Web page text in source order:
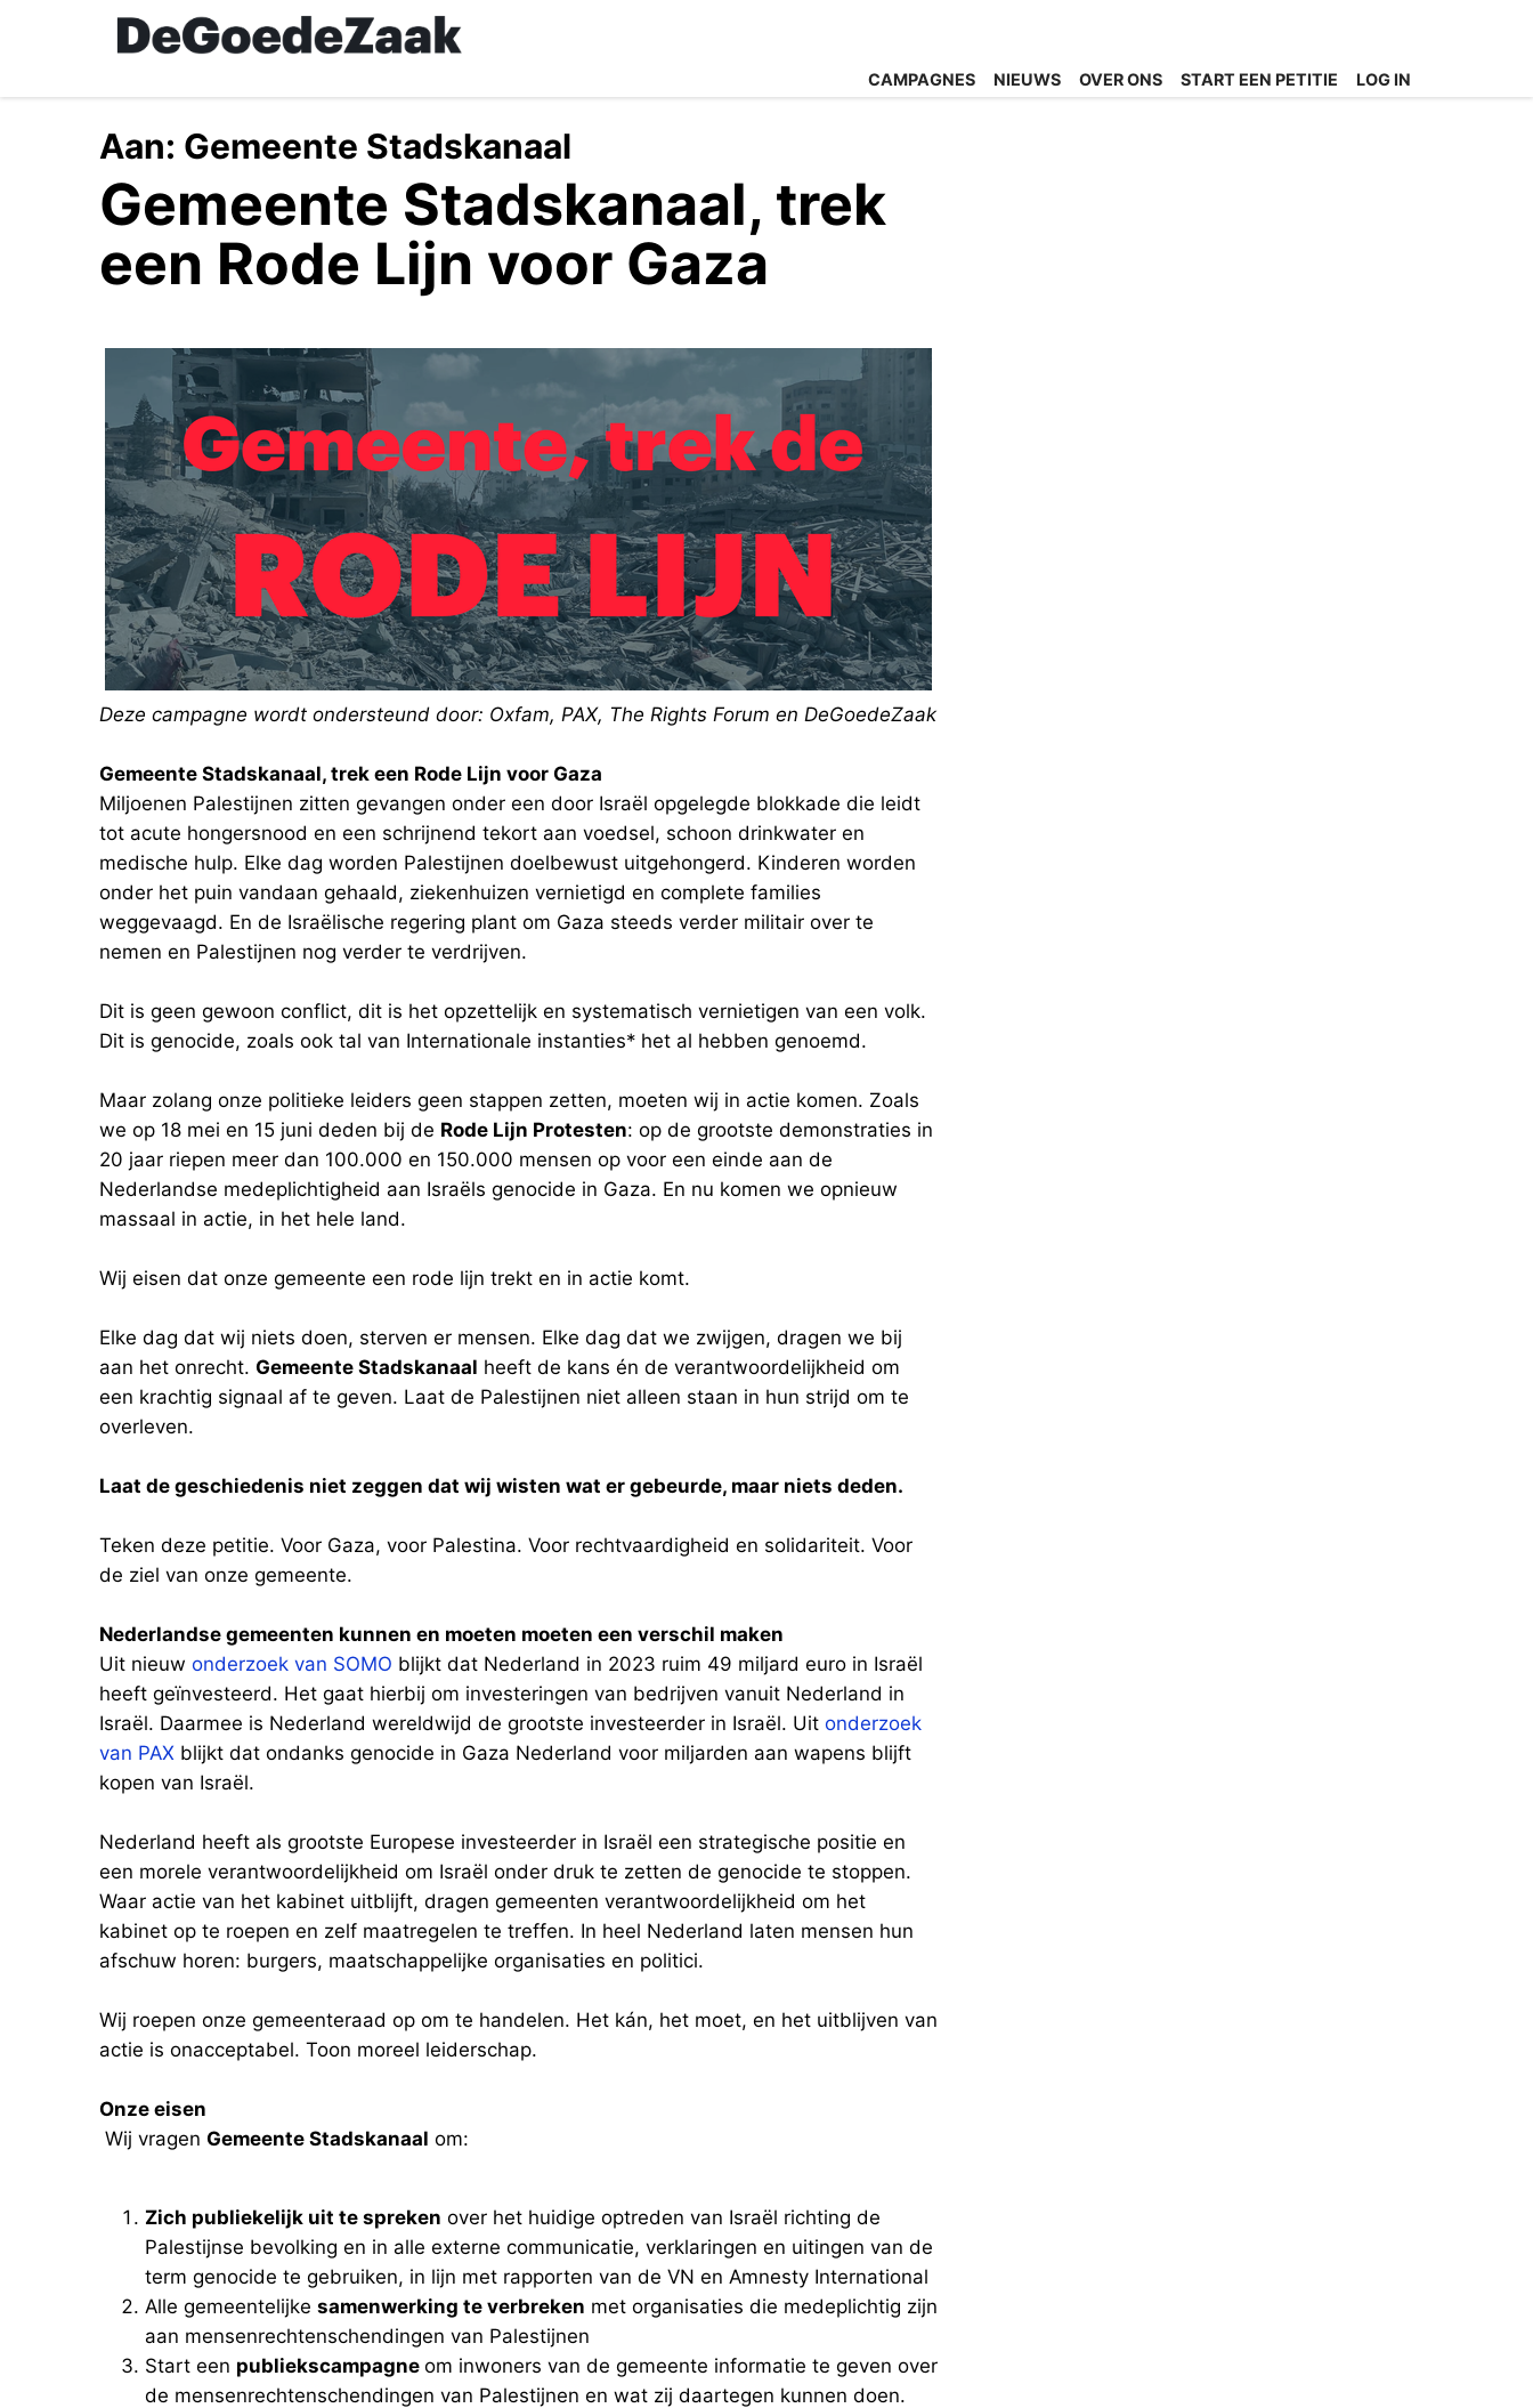
content
CAMPAGNES NIEUWS OVER ONS START EEN PETITIE LOG IN
Aan: Gemeente Stadskanaal
Gemeente Stadskanaal, trek
een Rode Lijn voor Gaza
Deze campagne wordt ondersteund door: Oxfam, PAX, The Rights Forum en DeGoedeZaak
Gemeente Stadskanaal, trek een Rode Lijn voor Gaza
Miljoenen Palestijnen zitten gevangen onder een door Israël opgelegde blokkade die leidt
tot acute hongersnood en een schrijnend tekort aan voedsel, schoon drinkwater en
medische hulp. Elke dag worden Palestijnen doelbewust uitgehongerd. Kinderen worden
onder het puin vandaan gehaald, ziekenhuizen vernietigd en complete families
weggevaagd. En de Israëlische regering plant om Gaza steeds verder militair over te
nemen en Palestijnen nog verder te verdrijven.
Dit is geen gewoon conflict, dit is het opzettelijk en systematisch vernietigen van een volk.
Dit is genocide, zoals ook tal van Internationale instanties* het al hebben genoemd.
Maar zolang onze politieke leiders geen stappen zetten, moeten wij in actie komen. Zoals
we op 18 mei en 15 juni deden bij de Rode Lijn Protesten: op de grootste demonstraties in
20 jaar riepen meer dan 100.000 en 150.000 mensen op voor een einde aan de
Nederlandse medeplichtigheid aan Israëls genocide in Gaza. En nu komen we opnieuw
massaal in actie, in het hele land.
Wij eisen dat onze gemeente een rode lijn trekt en in actie komt.
Elke dag dat wij niets doen, sterven er mensen. Elke dag dat we zwijgen, dragen we bij
aan het onrecht. Gemeente Stadskanaal heeft de kans én de verantwoordelijkheid om
een krachtig signaal af te geven. Laat de Palestijnen niet alleen staan in hun strijd om te
overleven.
Laat de geschiedenis niet zeggen dat wij wisten wat er gebeurde, maar niets deden.
Teken deze petitie. Voor Gaza, voor Palestina. Voor rechtvaardigheid en solidariteit. Voor
de ziel van onze gemeente.
Nederlandse gemeenten kunnen en moeten moeten een verschil maken
Uit nieuw onderzoek van SOMO blijkt dat Nederland in 2023 ruim 49 miljard euro in Israël
heeft geïnvesteerd. Het gaat hierbij om investeringen van bedrijven vanuit Nederland in
Israël. Daarmee is Nederland wereldwijd de grootste investeerder in Israël. Uit onderzoek
van PAX blijkt dat ondanks genocide in Gaza Nederland voor miljarden aan wapens blijft
kopen van Israël.
Nederland heeft als grootste Europese investeerder in Israël een strategische positie en
een morele verantwoordelijkheid om Israël onder druk te zetten de genocide te stoppen.
Waar actie van het kabinet uitblijft, dragen gemeenten verantwoordelijkheid om het
kabinet op te roepen en zelf maatregelen te treffen. In heel Nederland laten mensen hun
afschuw horen: burgers, maatschappelijke organisaties en politici.
Wij roepen onze gemeenteraad op om te handelen. Het kán, het moet, en het uitblijven van
actie is onacceptabel. Toon moreel leiderschap.
Onze eisen
Wij vragen Gemeente Stadskanaal om:
Zich publiekelijk uit te spreken over het huidige optreden van Israël richting de
Palestijnse bevolking en in alle externe communicatie, verklaringen en uitingen van de
term genocide te gebruiken, in lijn met rapporten van de VN en Amnesty International
Alle gemeentelijke samenwerking te verbreken met organisaties die medeplichtig zijn
aan mensenrechtenschendingen van Palestijnen
Start een publiekscampagne om inwoners van de gemeente informatie te geven over
de mensenrechtenschendingen van Palestijnen en wat zij daartegen kunnen doen.